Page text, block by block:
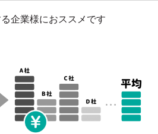
企業様におススメです